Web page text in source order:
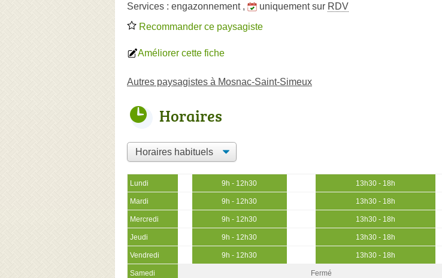
Services : engazonnement , uniquement sur RDV
Recommander ce paysagiste
Améliorer cette fiche
Autres paysagistes à Mosnac-Saint-Simeux
Horaires
Lundi 9h - 12h30 13h30 - 18h
Mardi 9h - 12h30 13h30 - 18h
Mercredi 9h - 12h30 13h30 - 18h
Jeudi 9h - 12h30 13h30 - 18h
Vendredi 9h - 12h30 13h30 - 18h
Samedi Fermé